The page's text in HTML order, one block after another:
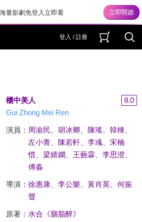
量影劇免登入立即看
登入 / 註冊
櫃中美人
8.0
Gui Zhong Mei Ren
演員： 周渝民 胡冰卿 陳瑤、 韓棟
左小青、 陳若軒、 李彧
宋楠
惜、 梁婧嫻、 王藝霖 李思澄、
傅淼
導演： 徐惠康、 李公樂 黃肖英、 何振
聲
原著： 水合《胭脂醉》